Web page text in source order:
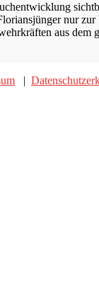
nur
aus
|